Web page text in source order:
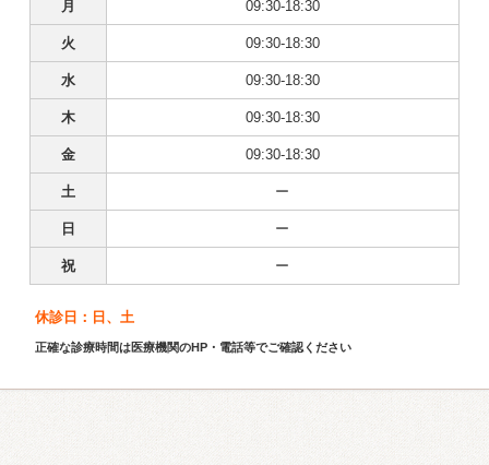
月 09:30-18:30
火 09:30-18:30
水 09:30-18:30
木 09:30-18:30
金 09:30-18:30
土 ー
日 ー
祝 ー
休診日：日、土
正確な診療時間は医療機関のHP・電話等でご確認ください